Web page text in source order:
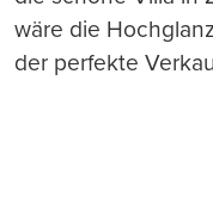
wäre die
der perfekte